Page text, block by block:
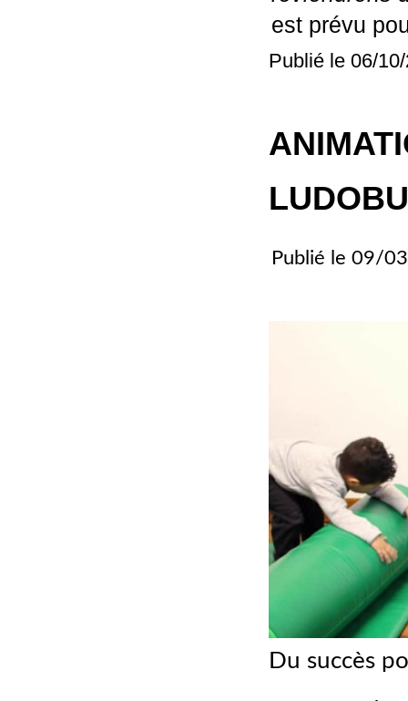
est prévu
Publié le 06/
Publié le 09/
Du succès